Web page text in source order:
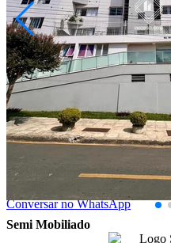
Semi Mobiliado
Centro
R$ 2.800,00
Apartamento - Edifício Iguaçu
Ponta Grossa/PR
2073816.001
3Quartos
1Suíte
1Vaga
123,00
Área Privativa (m²)
Conversar no WhatsApp